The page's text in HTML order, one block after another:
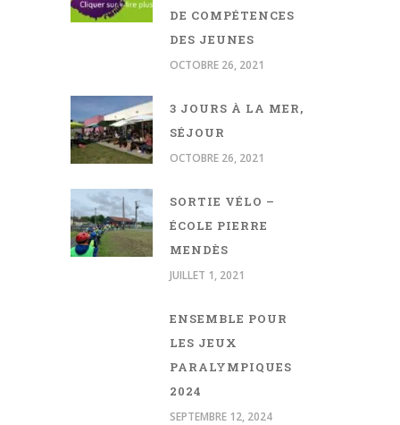
DE COMPÉTENCES
DES JEUNES
OCTOBRE 26, 2021
3 JOURS À LA MER,
SÉJOUR
OCTOBRE 26, 2021
SORTIE VÉLO –
ÉCOLE PIERRE
MENDÈS
JUILLET 1, 2021
ENSEMBLE POUR
LES JEUX
PARALYMPIQUES
2024
SEPTEMBRE 12, 2024